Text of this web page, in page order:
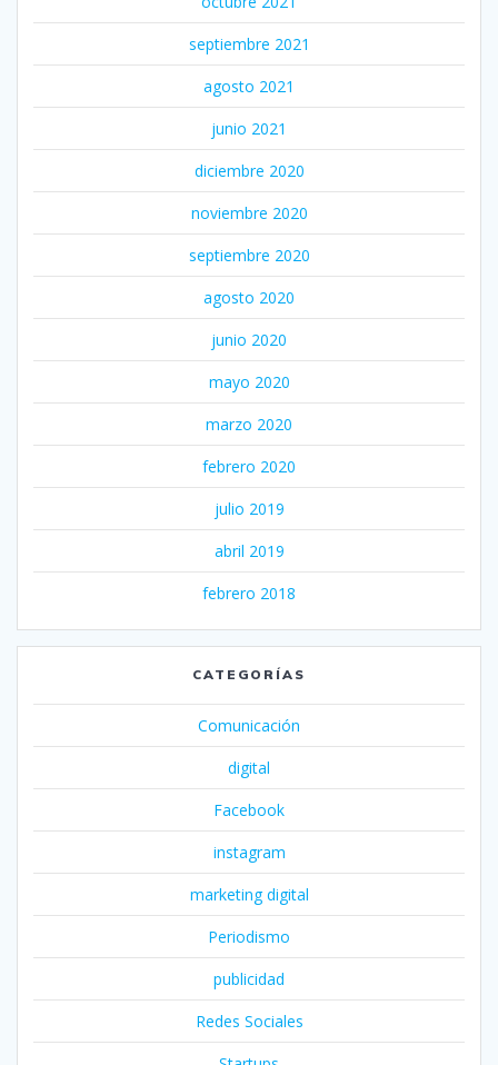
septiembre 2021
agosto 2021
junio 2021
diciembre 2020
noviembre 2020
septiembre 2020
agosto 2020
junio 2020
mayo 2020
marzo 2020
febrero 2020
julio 2019
abril 2019
febrero 2018
CATEGORÍAS
Comunicación
digital
Facebook
instagram
marketing digital
Periodismo
publicidad
Redes Sociales